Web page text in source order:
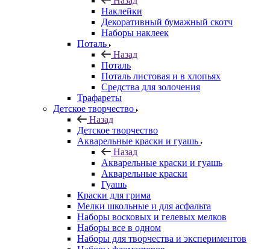
Наклейки
Декоративный бумажный скотч
Наборы наклеек
Поталь
Назад
Поталь
Поталь листовая и в хлопьях
Средства для золочения
Трафареты
Детское творчество
Назад
Детское творчество
Акварельные краски и гуашь
Назад
Акварельные краски и гуашь
Акварельные краски
Гуашь
Краски для грима
Мелки школьные и для асфальта
Наборы восковых и гелевых мелков
Наборы все в одном
Наборы для творчества и экспериментов